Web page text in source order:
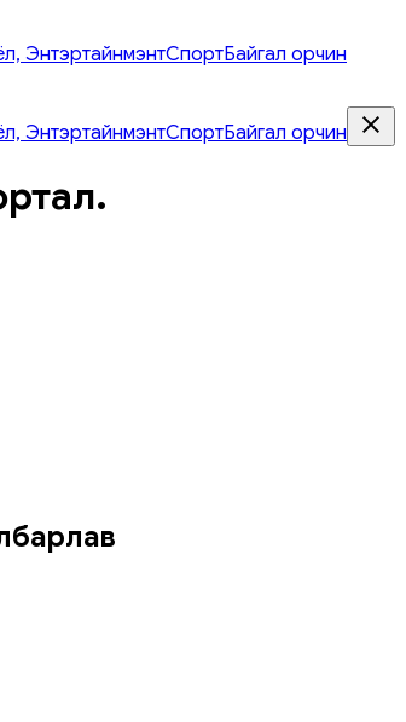
ЭнтэртайнмэнтСпортБайгал орчин
ЭнтэртайнмэнтСпортБайгал орчин